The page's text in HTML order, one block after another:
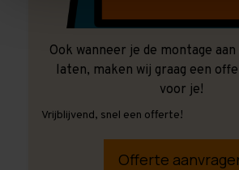
Ook wanneer je de montage
laten, maken wij graag een
voor je!
Vrijblijvend, snel een offerte!
Offerte